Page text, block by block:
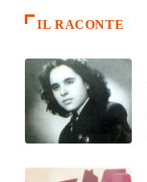
IL RACONTE